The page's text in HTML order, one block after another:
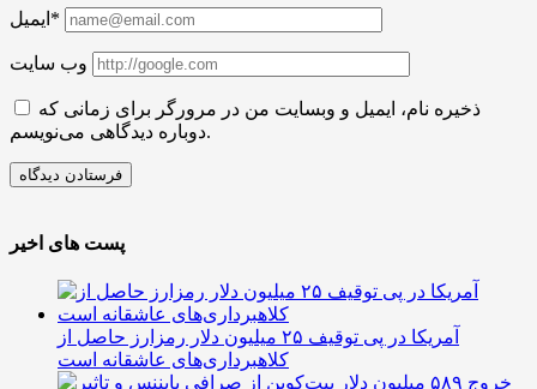
ایمیل*
وب سایت
ذخیره نام، ایمیل و وبسایت من در مرورگر برای زمانی که
دوباره دیدگاهی می‌نویسم.
پست های اخیر
آمریکا در پی توقیف ۲۵ میلیون دلار رمزارز حاصل از
کلاهبرداری‌های عاشقانه است